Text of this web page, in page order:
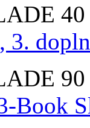
40
3.
Book